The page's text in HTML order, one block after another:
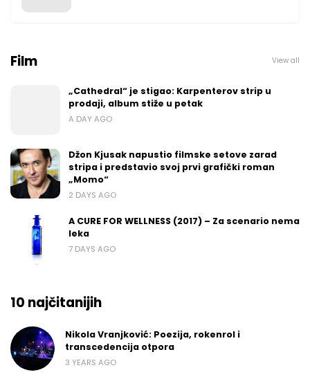
Film View all
„Cathedral“ je stigao: Karpenterov strip u
prodaji, album stiže u petak
A DAY AGO
Džon Kjusak napustio filmske setove zarad
stripa i predstavio svoj prvi grafički roman
„Momo“
2 DAYS AGO
A CURE FOR WELLNESS (2017) – Za scenario nema
leka
7 DAYS AGO
10 najčitanijih
Nikola Vranjković: Poezija, rokenrol i
transcedencija otpora
3 YEARS AGO